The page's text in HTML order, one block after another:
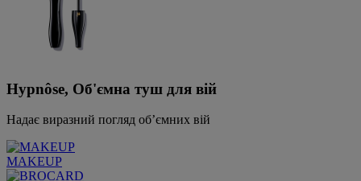
Hypnôse, Об'ємна туш для вій
Надає виразний погляд об’ємних вій
MAKEUP